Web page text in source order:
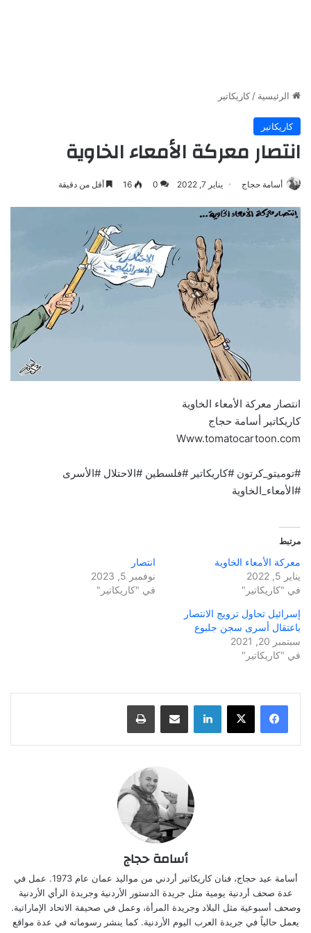
الرئيسية / كاريكاتير
كاريكاتير
انتصار معركة الأمعاء الخاوية
أسامة حجاج يناير 7, 2022 0
16 أقل من دقيقة
انتصار معركة الأمعاء الخاوية
كاريكاتير أسامة حجاج
Www.tomatocartoon.com
#توميتو_كرتون #كاريكاتير #فلسطين #الاحتلال #الأسرى
#الأمعاء_الخاوية
مرتبط
معركة الأمعاء الخاوية
يناير 5, 2022
في "كاريكاتير"
انتصار
نوفمبر 5, 2023
في "كاريكاتير"
إسرائيل تحاول ترويج الانتصار
باعتقال أسرى سجن جلبوع
سبتمبر 20, 2021
في "كاريكاتير"
لينكدإن مشاركة عبر البريد طباعة
أسامة حجاج
أسامة عيد حجاج، فنان كاريكاتير أردني من مواليد عمان عام 1973. عمل في
عدة صحف أردنية يومية مثل جريدة الدستور الأردنية وجريدة الرأي الأردنية
وصحف أسبوعية مثل البلاد وجريدة المرأة، وعمل في صحيفة الاتحاد الإماراتية.
يعمل حالياً في جريدة العرب اليوم الأردنية. كما ينشر رسوماته في عدة مواقع